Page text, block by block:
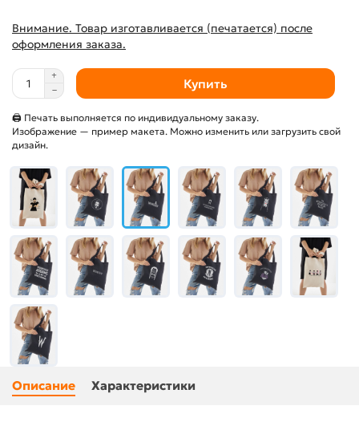
Внимание. Товар изготавливается (печатается) после
оформления заказа.
Купить
🖨 Печать выполняется по индивидуальному заказу.
Изображение — пример макета. Можно изменить или загрузить свой
дизайн.
Описание Характеристики